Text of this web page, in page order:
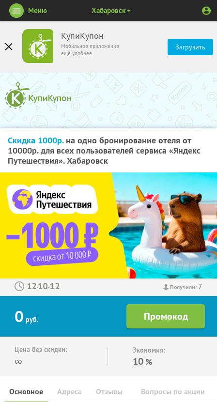
КупиКупон
Мобильное приложение
ещё удобнее
Загрузить
Меню Хабаровск
Скидка 1000р.на одно бронирование отеля от
10000р. для всех пользователей сервиса «Яндекс
Путешествия». Хабаровск
Получили: 7
: :
0 руб.
Цена без скидки:
∞
Экономия:
10 %
Основное Отзывы Вопросы по акции
Адреса